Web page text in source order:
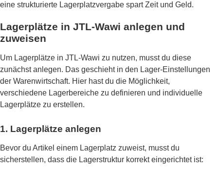
eine strukturierte Lagerplatzvergabe spart Zeit und Geld.
Lagerplätze in JTL-Wawi anlegen und
zuweisen
Um Lagerplätze in JTL-Wawi zu nutzen, musst du diese
zunächst anlegen. Das geschieht in den Lager-Einstellungen
der Warenwirtschaft. Hier hast du die Möglichkeit,
verschiedene Lagerbereiche zu definieren und individuelle
Lagerplätze zu erstellen.
1. Lagerplätze anlegen
Bevor du Artikel einem Lagerplatz zuweist, musst du
sicherstellen, dass die Lagerstruktur korrekt eingerichtet ist: